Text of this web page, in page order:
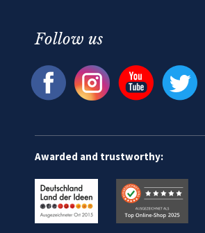
Follow us
Awarded and trustworthy: